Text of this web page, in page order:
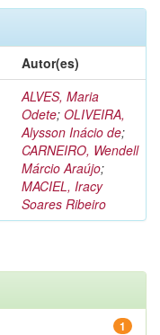
Autor(es)
ALVES, Maria
Odete; OLIVEIRA,
Alysson Inácio de;
CARNEIRO, Wendell
Márcio Araújo;
MACIEL, Iracy
Soares Ribeiro
1